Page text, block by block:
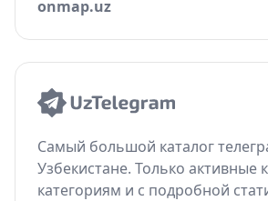
onmap.uz
Самый большой каталог
Узбекистане. Только активные
категориям и с подробной